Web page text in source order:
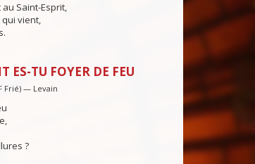
Saint-Esprit,
vient,
ES-TU FOYER DE FEU
Frié) — Levain
?